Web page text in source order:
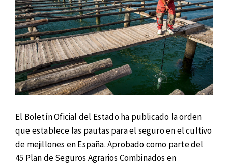
El Boletín Oficial del Estado ha publicado la orden
que establece las pautas para el seguro en el cultivo
de mejillones en España. Aprobado como parte del
45 Plan de Seguros Agrarios Combinados en